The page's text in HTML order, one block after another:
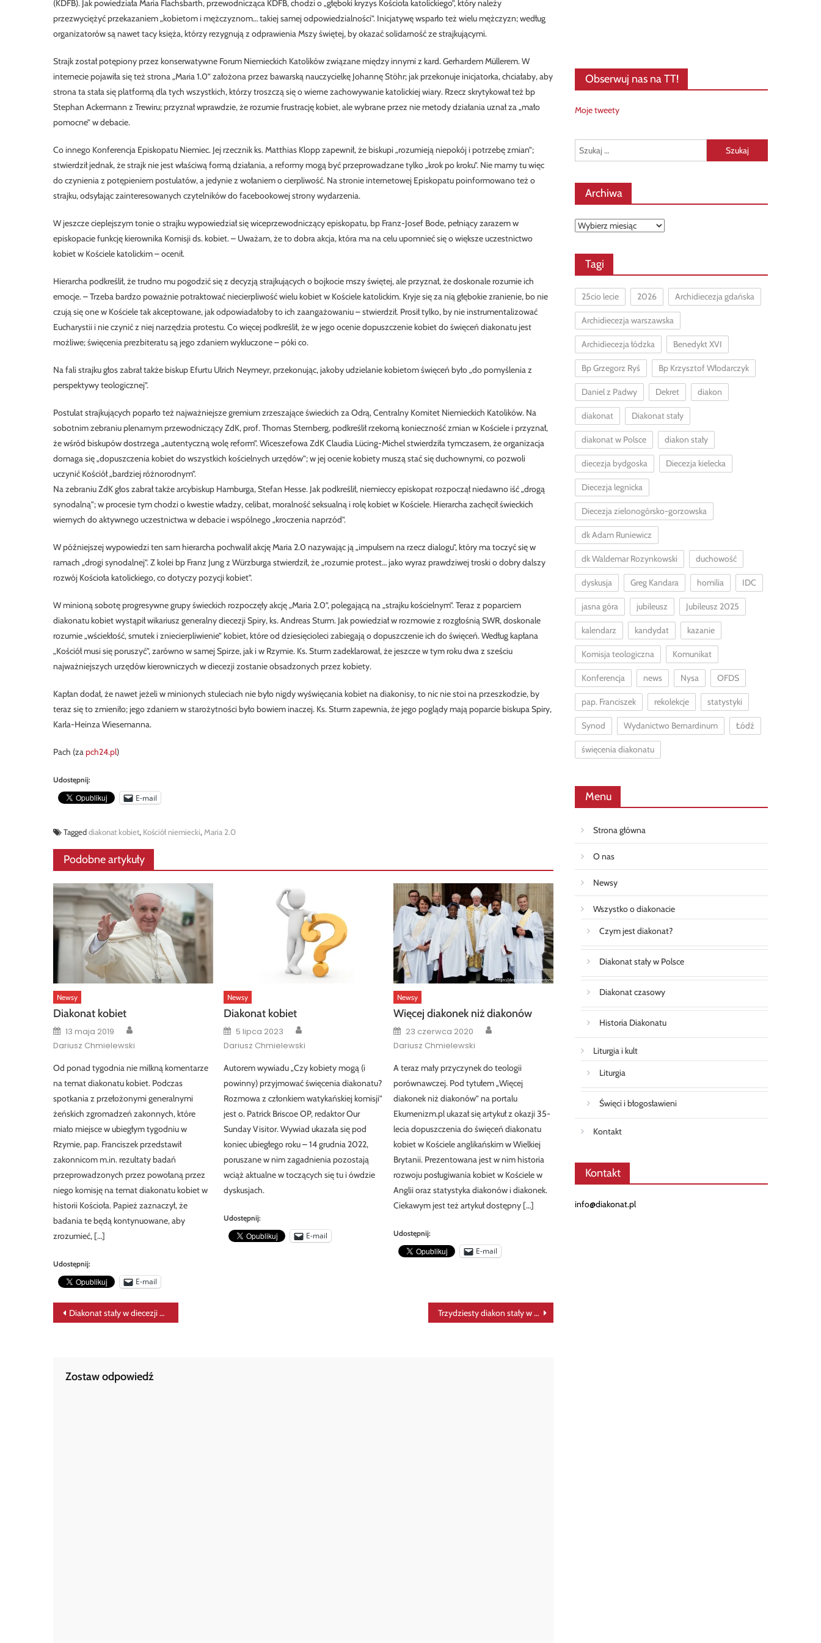
(KDFB). Jak powiedziała Maria Flachsbarth, przewodnicząca KDFB, chodzi o „głęboki kryzys Kościoła katolickiego”, który należy
przezwyciężyć przekazaniem „kobietom i mężczyznom… takiej samej odpowiedzialności”. Inicjatywę wsparło też wielu mężczyzn; według
organizatorów są nawet tacy księża, którzy rezygnują z odprawienia Mszy świętej, by okazać solidarność ze strajkującymi.
Strajk został potępiony przez konserwatywne Forum Niemieckich Katolików związane między innymi z kard. Gerhardem Müllerem. W
internecie pojawiła się też strona „Maria 1.0” założona przez bawarską nauczycielkę Johannę Stöhr; jak przekonuje inicjatorka, chciałaby, aby
strona ta stała się platformą dla tych wszystkich, którzy troszczą się o wierne zachowywanie katolickiej wiary. Rzecz skrytykował też bp
Stephan Ackermann z Trewiru; przyznał wprawdzie, że rozumie frustrację kobiet, ale wybrane przez nie metody działania uznał za „mało
pomocne” w debacie.
Co innego Konferencja Episkopatu Niemiec. Jej rzecznik ks. Matthias Klopp zapewnił, że biskupi „rozumieją niepokój i potrzebę zmian”;
stwierdził jednak, że strajk nie jest właściwą formą działania, a reformy mogą być przeprowadzane tylko „krok po kroku”. Nie mamy tu więc
do czynienia z potępieniem postulatów, a jedynie z wołaniem o cierpliwość. Na stronie internetowej Episkopatu poinformowano też o
strajku, odsyłając zainteresowanych czytelników do facebookowej strony wydarzenia.
W jeszcze cieplejszym tonie o strajku wypowiedział się wiceprzewodniczący episkopatu, bp Franz-Josef Bode, pełniący zarazem w
episkopacie funkcję kierownika Komisji ds. kobiet. – Uważam, że to dobra akcja, która ma na celu upomnieć się o większe uczestnictwo
kobiet w Kościele katolickim – ocenił.
Hierarcha podkreślił, że trudno mu pogodzić się z decyzją strajkujących o bojkocie mszy świętej, ale przyznał, że doskonale rozumie ich
emocje. – Trzeba bardzo poważnie potraktować niecierpliwość wielu kobiet w Kościele katolickim. Kryje się za nią głębokie zranienie, bo nie
czują się one w Kościele tak akceptowane, jak odpowiadałoby to ich zaangażowaniu – stwierdził. Prosił tylko, by nie instrumentalizować
Eucharystii i nie czynić z niej narzędzia protestu. Co więcej podkreślił, że w jego ocenie dopuszczenie kobiet do święceń diakonatu jest
możliwe; święcenia prezbiteratu są jego zdaniem wykluczone – póki co.
Na fali strajku głos zabrał także biskup Efurtu Ulrich Neymeyr, przekonując, jakoby udzielanie kobietom święceń było „do pomyślenia z
perspektywy teologicznej”.
Postulat strajkujących poparło też najważniejsze gremium zrzeszające świeckich za Odrą, Centralny Komitet Niemieckich Katolików. Na
sobotnim zebraniu plenarnym przewodniczący ZdK, prof. Thomas Sternberg, podkreślił rzekomą konieczność zmian w Kościele i przyznał,
że wśród biskupów dostrzega „autentyczną wolę reform”. Wiceszefowa ZdK Claudia Lücing-Michel stwierdziła tymczasem, że organizacja
domaga się „dopuszczenia kobiet do wszystkich kościelnych urzędów”; w jej ocenie kobiety muszą stać się duchownymi, co pozwoli
uczynić Kościół „bardziej różnorodnym”.
Na zebraniu ZdK głos zabrał także arcybiskup Hamburga, Stefan Hesse. Jak podkreślił, niemieccy episkopat rozpoczął niedawno iść „drogą
synodalną”; w procesie tym chodzi o kwestie władzy, celibat, moralność seksualną i rolę kobiet w Kościele. Hierarcha zachęcił świeckich
wiernych do aktywnego uczestnictwa w debacie i wspólnego „kroczenia naprzód”.
W późniejszej wypowiedzi ten sam hierarcha pochwalił akcję Maria 2.0 nazywając ją „impulsem na rzecz dialogu”, który ma toczyć się w
ramach „drogi synodalnej”. Z kolei bp Franz Jung z Würzburga stwierdził, że „rozumie protest… jako wyraz prawdziwej troski o dobry dalszy
rozwój Kościoła katolickiego, co dotyczy pozycji kobiet”.
W minioną sobotę progresywne grupy świeckich rozpoczęły akcję „Maria 2.0”, polegającą na „strajku kościelnym”. Teraz z poparciem
diakonatu kobiet wystąpił wikariusz generalny diecezji Spiry, ks. Andreas Sturm. Jak powiedział w rozmowie z rozgłośnią SWR, doskonale
rozumie „wściekłość, smutek i zniecierpliwienie” kobiet, które od dziesięcioleci zabiegają o dopuszczenie ich do święceń. Według kapłana
„Kościół musi się poruszyć”, zarówno w samej Spirze, jak i w Rzymie. Ks. Sturm zadeklarował, że jeszcze w tym roku dwa z sześciu
najważniejszych urzędów kierowniczych w diecezji zostanie obsadzonych przez kobiety.
Kapłan dodał, że nawet jeżeli w minionych stuleciach nie było nigdy wyświęcania kobiet na diakonisy, to nic nie stoi na przeszkodzie, by
teraz się to zmieniło; jego zdaniem w starożytności było bowiem inaczej. Ks. Sturm zapewnia, że jego poglądy mają poparcie biskupa Spiry,
Karla-Heinza Wiesemanna.
Pach (zapch24.pl)
Udostępnij:
E-mail
Taggeddiakonat kobiet, Kościół niemiecki, Maria 2.0
Podobne artykuły
Newsy
Diakonat kobiet
Posted
on
13 maja 2019
Dariusz Chmielewski
Od ponad tygodnia nie milkną komentarze
na temat diakonatu kobiet. Podczas
spotkania z przełożonymi generalnymi
żeńskich zgromadzeń zakonnych, które
miało miejsce w ubiegłym tygodniu w
Rzymie, pap. Franciszek przedstawił
zakonnicom m.in. rezultaty badań
przeprowadzonych przez powołaną przez
niego komisję na temat diakonatu kobiet w
historii Kościoła. Papież zaznaczył, że
badania te będą kontynuowane, aby
zrozumieć, […]
Udostępnij:
E-mail
Newsy
Diakonat kobiet
Posted
on
5 lipca 2023
Dariusz Chmielewski
Autorem wywiadu „Czy kobiety mogą (i
powinny) przyjmować święcenia diakonatu?
Rozmowa z członkiem watykańskiej komisji”
jest o. Patrick Briscoe OP, redaktor Our
Sunday Visitor. Wywiad ukazała się pod
koniec ubiegłego roku – 14 grudnia 2022,
poruszane w nim zagadnienia pozostają
wciąż aktualne w toczących się tu i ówdzie
dyskusjach.
Udostępnij:
E-mail
Newsy
Więcej diakonek niż diakonów
Posted
on
23 czerwca 2020
Dariusz Chmielewski
A teraz mały przyczynek do teologii
porównawczej. Pod tytułem „Więcej
diakonek niż diakonów” na portalu
Ekumenizm.pl ukazał się artykuł z okazji 35-
lecia dopuszczenia do święceń diakonatu
kobiet w Kościele anglikańskim w Wielkiej
Brytanii. Prezentowana jest w nim historia
rozwoju posługiwania kobiet w Kościele w
Anglii oraz statystyka diakonów i diakonek.
Ciekawym jest też artykuł dostępny […]
Udostępnij:
E-mail
Nawigacja
Diakonat stały w diecezji warszawsko-praskiej już niebawem Trzydziesty diakon stały w Polsce
Zostaw odpowiedź
Obserwuj nas na TT!
Moje tweety
Szukaj:
Archiwa
Archiwa
Tagi
25cio lecie 2026 Archidiecezja gdańska
Archidiecezja warszawska
Archidiecezja łódzka Benedykt XVI
Bp Grzegorz Ryś Bp Krzysztof Włodarczyk
Daniel z Padwy Dekret diakon
diakonat Diakonat stały
diakonat w Polsce diakon stały
diecezja bydgoska Diecezja kielecka
Diecezja legnicka
Diecezja zielonogórsko-gorzowska
dk Adam Runiewicz
dk Waldemar Rozynkowski duchowość
dyskusja Greg Kandara homilia IDC
jasna góra jubileusz Jubileusz 2025
kalendarz kandydat kazanie
Komisja teologiczna Komunikat
Konferencja news Nysa OFDS
pap. Franciszek rekolekcje statystyki
Synod Wydanictwo Bernardinum Łódź
święcenia diakonatu
Menu
Strona główna
O nas
Newsy
Wszystko o diakonacie
Czym jest diakonat?
Diakonat stały w Polsce
Diakonat czasowy
Historia Diakonatu
Liturgia i kult
Liturgia
Święci i błogosławieni
Kontakt
Kontakt
info@diakonat.pl